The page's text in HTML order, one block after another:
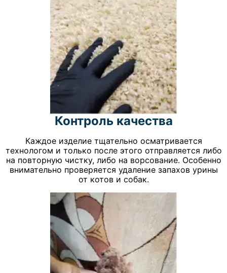
Контроль качества
Каждое изделие тщательно осматривается
технологом и только после этого отправляется либо
на повторную чистку, либо на ворсование. Особенно
внимательно проверяется удаление запахов урины
от котов и собак.